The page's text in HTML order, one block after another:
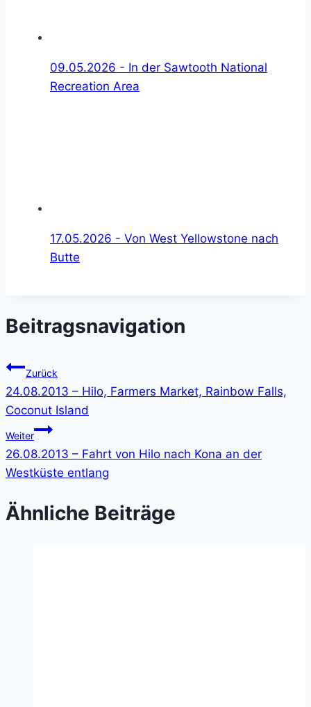
09.05.2026 - In der Sawtooth National
Recreation Area
17.05.2026 - Von West Yellowstone nach
Butte
Beitragsnavigation
Zurück
24.08.2013 – Hilo, Farmers Market, Rainbow Falls,
Coconut Island
Weiter
26.08.2013 – Fahrt von Hilo nach Kona an der
Westküste entlang
Ähnliche Beiträge